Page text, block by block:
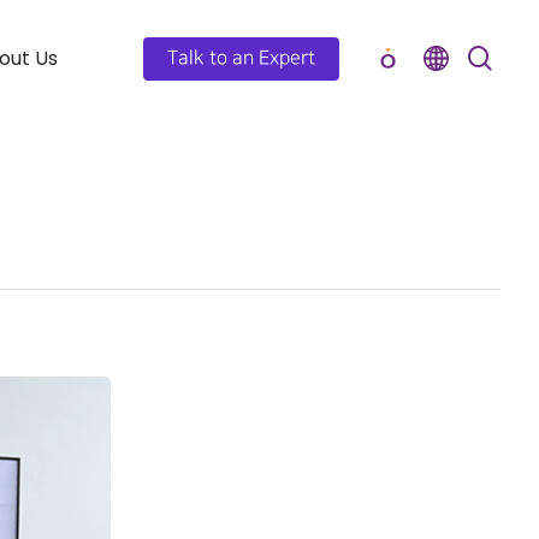
Us Talk to an Expert